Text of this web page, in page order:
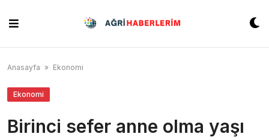
content
Anasayfa » Ekonomi
Ekonomi
Birinci sefer anne olma yaşı